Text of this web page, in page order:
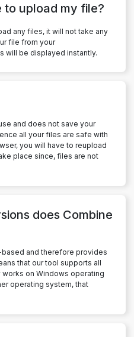
to upload my file?
any files, it will not take any
file from your
will be displayed instantly.
and does not save your
all your files are safe with
you will have to reupload
place since, files are not
does Combine
and therefore provides
that our tool supports all
on Windows operating
operating system, that